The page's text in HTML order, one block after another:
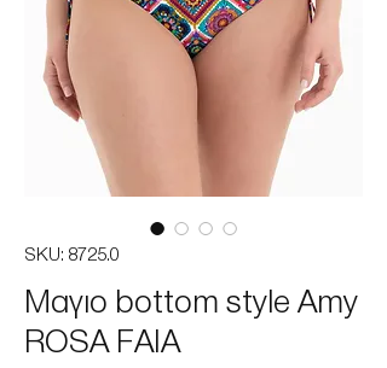
SKU: 8725.0
Mαγιο bottom style Amy
ROSA FAIA